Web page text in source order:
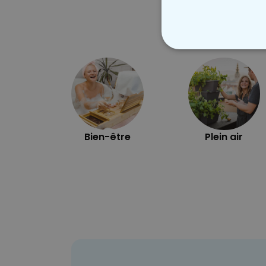
Bien-être Plein air